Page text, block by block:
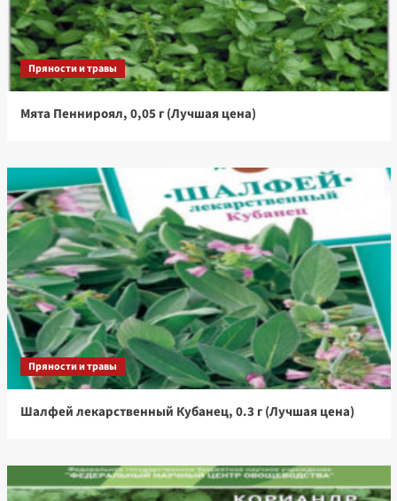
Пряности и травы
Мята Пеннироял, 0,05 г (Лучшая цена)
Пряности и травы
Шалфей лекарственный Кубанец, 0.3 г (Лучшая цена)